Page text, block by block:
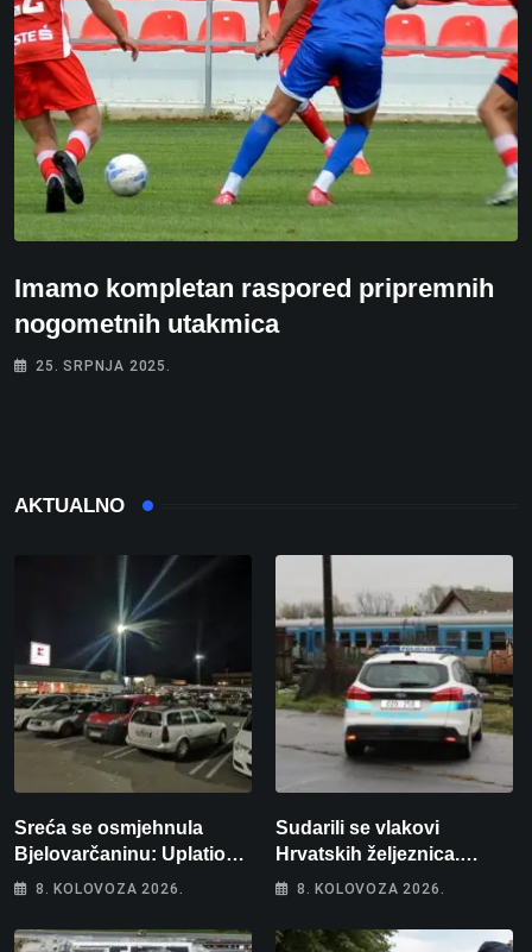
Imamo kompletan raspored pripremnih
nogometnih utakmica
25. SRPNJA 2025.
AKTUALNO
Sreća se osmjehnula
Bjelovarčaninu: Uplatio
samo 4 eura, a osvojio
8. KOLOVOZA 2026.
Sudarili se vlakovi
Hrvatskih željeznica.
Šestero osoba teško
intenzivnoj
8. KOLOVOZA 2026.